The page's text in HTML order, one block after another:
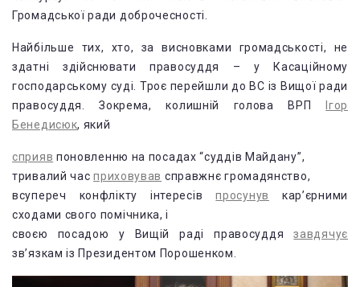
Громадської ради доброчесності.
Найбільше тих, хто, за висновками громадськості, не
здатні здійснювати правосуддя – у Касаційному
господарському суді. Троє перейшли до ВС із Вищої ради
правосуддя. Зокрема, колишній голова ВРП
Ігор
Бенедисюк, який
сприяв поновленню на посадах “суддів Майдану”,
тривалий часприховував справжнє громадянство,
всупереч конфлікту інтересівпросунув
кар’єрними
сходами свого помічника, і
своєю посадою у Вищій раді правосуддязавдячує
зв’язкам із Президентом Порошенком.